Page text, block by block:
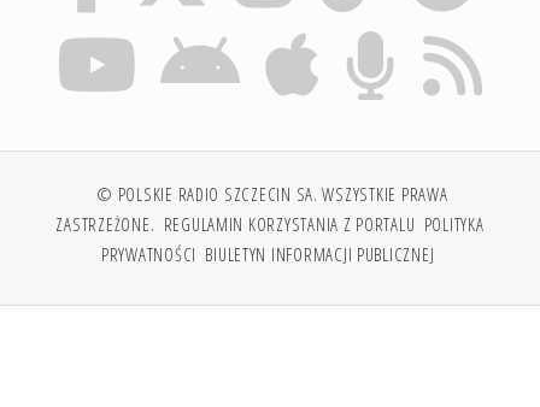
© POLSKIE RADIO SZCZECIN SA. WSZYSTKIE PRAWA
ZASTRZEŻONE. REGULAMIN KORZYSTANIA Z PORTALU POLITYKA
PRYWATNOŚCI BIULETYN INFORMACJI PUBLICZNEJ